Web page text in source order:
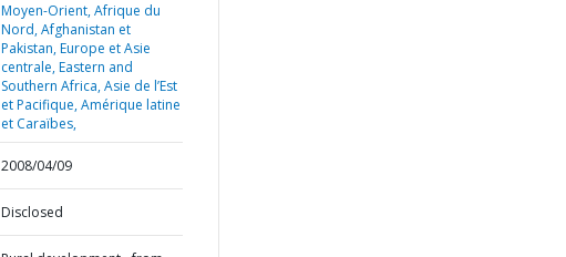
Moyen-Orient, Afrique du
Nord, Afghanistan et
Pakistan,Europe et Asie
centrale,Eastern and
Southern Africa,Asie de l’Est
et Pacifique,Amérique latine
et Caraïbes,
2008/04/09
Disclosed